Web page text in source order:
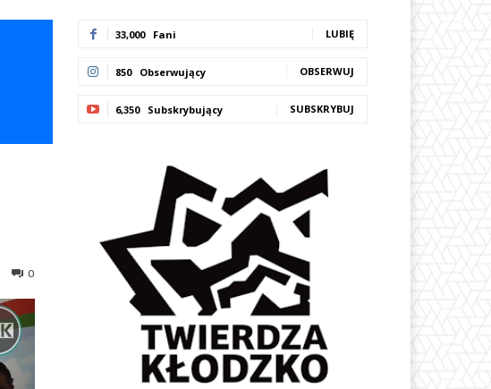
0
33,000 Fani LUBIĘ
850 Obserwujący OBSERWUJ
6,350 Subskrybujący SUBSKRYBUJ